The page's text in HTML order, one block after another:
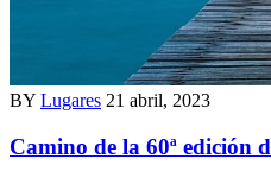
BY Lugares 21 abril, 2023
Camino de la 60ª edición